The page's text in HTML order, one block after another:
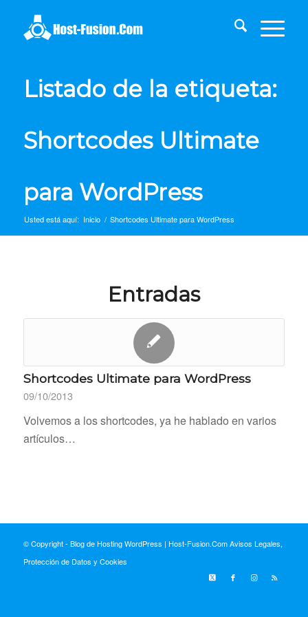
Listado de la etiqueta:
Shortcodes Ultimate
para WordPress
Usted está aquí: Inicio / Shortcodes Ultimate para WordPress
Entradas
Shortcodes Ultimate para WordPress
09/10/2013
Volvemos a los shortcodes, ya he hablado en varios
artículos…
© Copyright - Blog de Hosting WordPress | Host-Fusion.ComAvisos Legales,
Protección de Datos y Cookies